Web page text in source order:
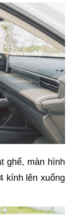
ghế, màn hình
kính lên xuống